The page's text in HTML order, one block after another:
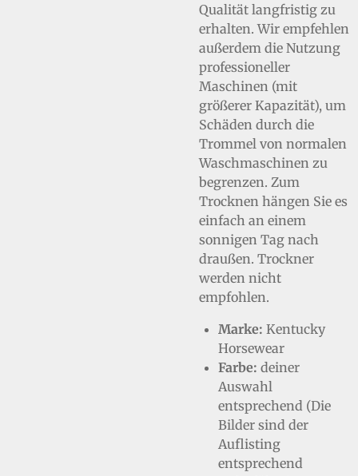
Qualität langfristig zu
erhalten. Wir empfehlen
außerdem die Nutzung
professioneller
Maschinen (mit
größerer Kapazität), um
Schäden durch die
Trommel von normalen
Waschmaschinen zu
begrenzen. Zum
Trocknen hängen Sie es
einfach an einem
sonnigen Tag nach
draußen. Trockner
werden nicht
empfohlen.
Marke: Kentucky
Horsewear
Farbe: deiner
Auswahl
entsprechend (Die
Bilder sind der
Auflisting
entsprechend